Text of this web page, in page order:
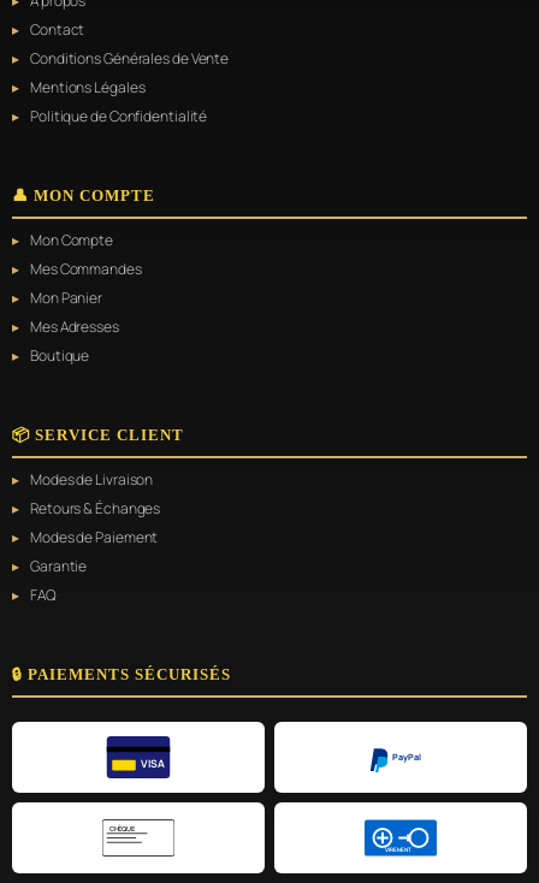
Contact
Conditions Générales de Vente
Mentions Légales
Politique de Confidentialité
👤 MON COMPTE
Mon Compte
Mes Commandes
Mon Panier
Mes Adresses
Boutique
📦 SERVICE CLIENT
Modes de Livraison
Retours & Échanges
Modes de Paiement
Garantie
FAQ
🔒 PAIEMENTS SÉCURISÉS
VISA
PayPal
CHÈQUE
VIREMENT